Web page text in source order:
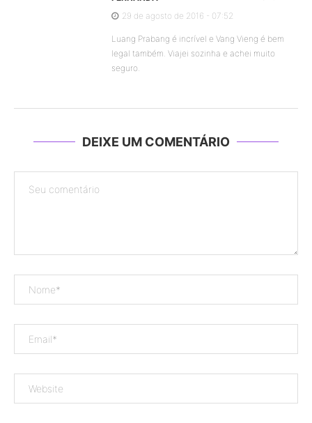
29 de agosto de 2016 - 07:52
Luang Prabang é incrível e Vang Vieng é bem
legal também. Viajei sozinha e achei muito
seguro.
DEIXE UM COMENTÁRIO